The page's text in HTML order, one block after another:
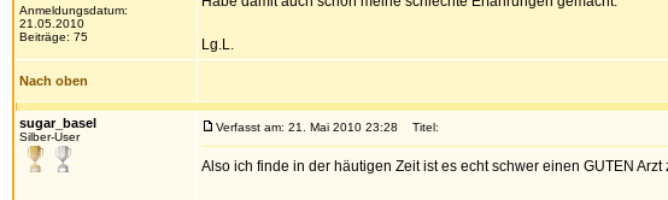
Anmeldungsdatum:
21.05.2010
Beiträge: 75
Lg.L.
Nach oben
sugar_basel
Silber-User
Verfasst am: 21. Mai 2010 23:28 Titel:
Also ich finde in der häutigen Zeit ist es echt schwer einen GUTEN